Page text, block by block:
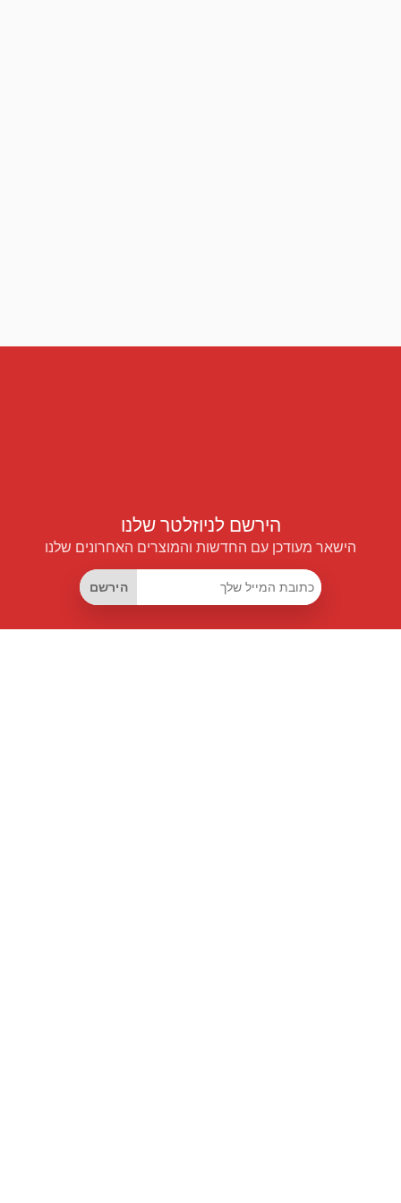
הירשם לניוזלטר שלנו
הישאר מעודכן עם החדשות והמוצרים האחרונים שלנו
הירשם